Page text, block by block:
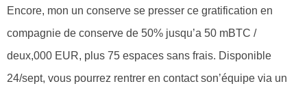
Encore, mon un conserve se presser ce gratification en
compagnie de conserve de 50% jusqu’a 50 mBTC /
deux,000 EUR, plus 75 espaces sans frais. Disponible
24/sept, vous pourrez rentrer en contact son’équipe via un